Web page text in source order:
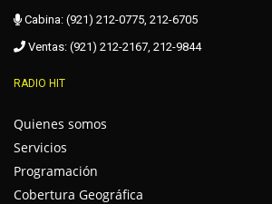
Cabina: (921) 212-0775, 212-6705
Ventas: (921) 212-2167, 212-9844
RADIO HIT
Quienes somos
Servicios
Programación
Cobertura Geográfica